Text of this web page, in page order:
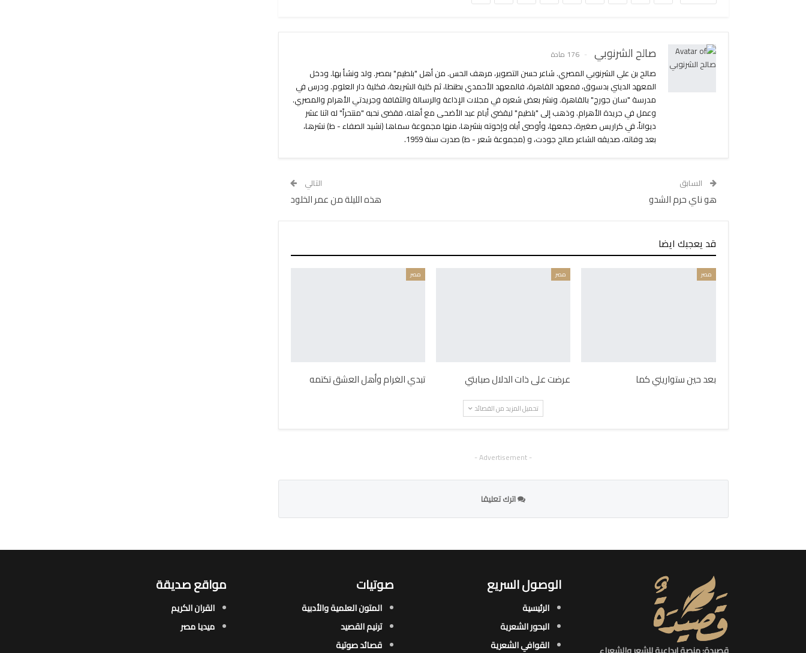
صالح الشرنوبي 176 مادة
صالح بن علي الشرنوبي المصري. شاعر حسن التصوير، مرهف الحس. من أهل "بلطيم" بمصر. ولد ونشأ بها. ودخل
المعهد الديني بدسوق، فمعهد القاهرة، فالمعهد الأحمدي بطنطا، ثم كلية الشريعة، فكلية دار العلوم. ودرس في
مدرسة "سان جورج" بالقاهرة. ونشر بعض شعره في مجلات الإذاعة والرسالة والثقافة وجريدتي الأهرام والمصري.
وعمل في جريدة الأهرام. وذهب إلى "بلطيم" ليقضي أيام عيد الأضحى مع أهله، فقضى نحبه "منتحراً" له اثنا عشر
ديواناً، في كراريس صغيرة، جمعها، وأوصى أباه وإخوته بنشرها، منها مجموعة سماها (نشيد الصفاء - ط) نشرها،
بعد وفاته، صديقه الشاعر صالح جودت، و (مجموعة شعر - ط) صدرت سنة 1959.
السابق
هو ناي حرم الشدو
التالي
هذه الليلة من عمر الخلود
قد يعجبك ايضا
مصر
بعد حين ستواريني كما
مصر
عرضت على ذات الدلال صبابتي
مصر
تبدي الغرام وأهل العشق تكتمه
تحميل المزيد من القصائد
- Advertisement -
اترك تعليقا
الوصول السريع
الرئيسية
البحور الشعرية​
القوافي الشعرية​
صوتيات
المتون العلمية والأدبية
ترنيم القصيد
قصائد صوتية
مواقع صديقة
القران الكريم
ميديا مصر